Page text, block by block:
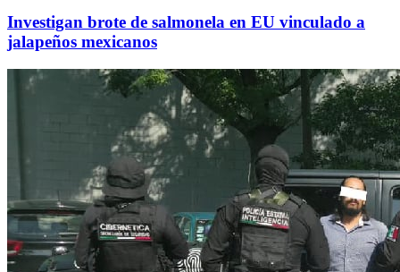
Investigan brote de salmonela en EU vinculado a
jalapeños mexicanos